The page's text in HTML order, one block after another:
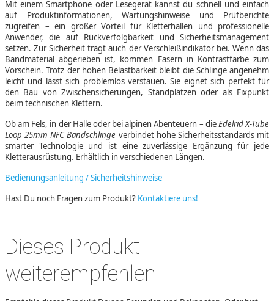
Mit einem Smartphone oder Lesegerät kannst du schnell und einfach
auf Produktinformationen, Wartungshinweise und Prüfberichte
zugreifen – ein großer Vorteil für Kletterhallen und professionelle
Anwender, die auf Rückverfolgbarkeit und Sicherheitsmanagement
setzen. Zur Sicherheit trägt auch der Verschleißindikator bei. Wenn das
Bandmaterial abgerieben ist, kommen Fasern in Kontrastfarbe zum
Vorschein. Trotz der hohen Belastbarkeit bleibt die Schlinge angenehm
leicht und lässt sich problemlos verstauen. Sie eignet sich perfekt für
den Bau von Zwischensicherungen, Standplätzen oder als Fixpunkt
beim technischen Klettern.
Ob am Fels, in der Halle oder bei alpinen Abenteuern – dieEdelrid X-Tube
Loop 25mm NFC Bandschlinge verbindet hohe Sicherheitsstandards mit
smarter Technologie und ist eine zuverlässige Ergänzung für jede
Kletterausrüstung. Erhältlich in verschiedenen Längen.
Bedienungsanleitung / Sicherheitshinweise
Hast Du noch Fragen zum Produkt? Kontaktiere uns!
Dieses Produkt
weiterempfehlen